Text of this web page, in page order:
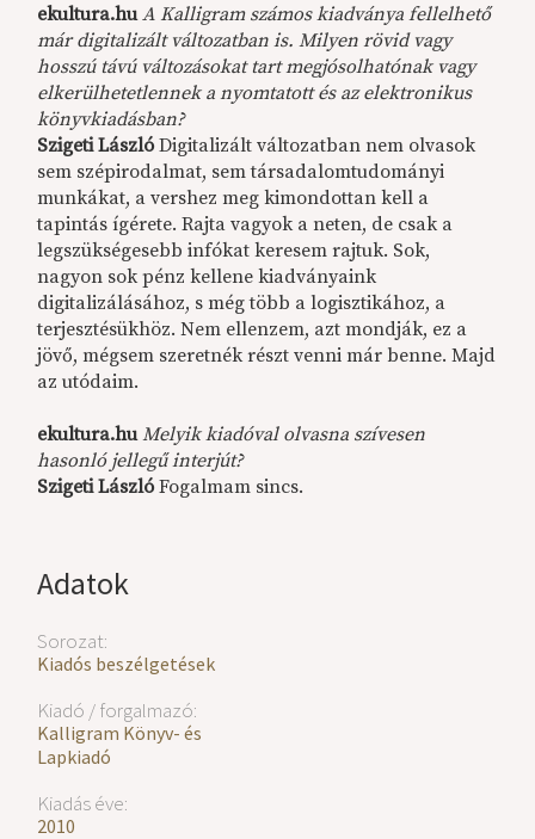
Adatok
Sorozat:
Kiadós beszélgetések
Kiadó / forgalmazó:
Kalligram Könyv- és
Lapkiadó
Kiadás éve:
2010
ekultura.hu A Kalligram számos kiadványa fellelhető
már digitalizált változatban is. Milyen rövid vagy
hosszú távú változásokat tart megjósolhatónak vagy
elkerülhetetlennek a nyomtatott és az elektronikus
könyvkiadásban?
Szigeti LászlóDigitalizált változatban nem olvasok
sem szépirodalmat, sem társadalomtudományi
munkákat, a vershez meg kimondottan kell a
tapintás ígérete. Rajta vagyok a neten, de csak a
legszükségesebb infókat keresem rajtuk. Sok,
nagyon sok pénz kellene kiadványaink
digitalizálásához, s még több a logisztikához, a
terjesztésükhöz. Nem ellenzem, azt mondják, ez a
jövő, mégsem szeretnék részt venni már benne. Majd
az utódaim.
ekultura.huMelyik kiadóval olvasna szívesen
hasonló jellegű interjút?
Szigeti LászlóFogalmam sincs.